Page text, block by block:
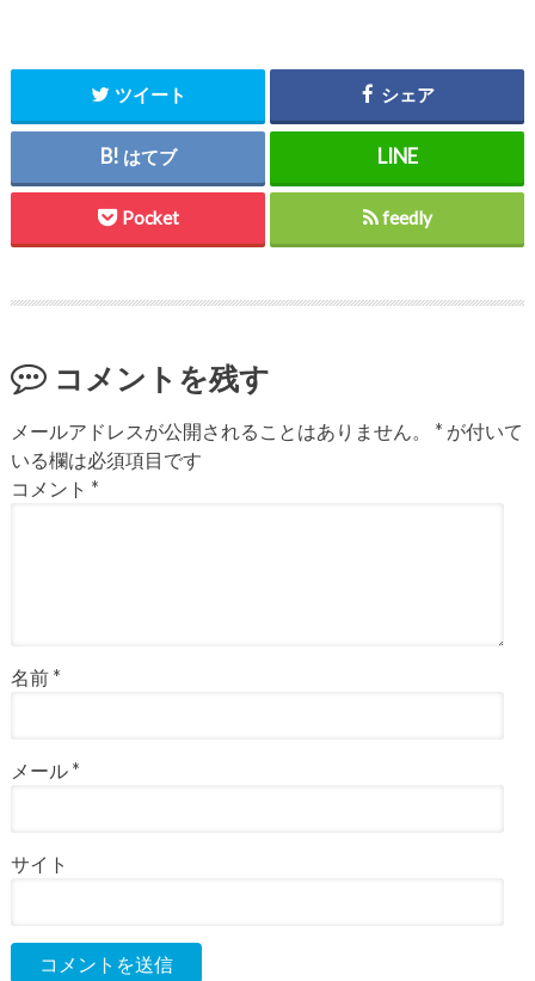
ツイート シェア
はてブ
Pocket feedly
コメントを残す
メールアドレスが公開されることはありません。 * が付いて
いる欄は必須項目です
コメント *
名前 *
メール *
サイト